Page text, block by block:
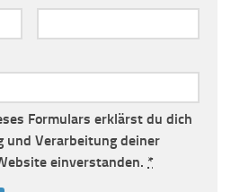
Formulars erklärst du dich
und Verarbeitung deiner
einverstanden. *